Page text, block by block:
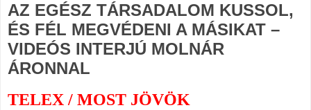
AZ EGÉSZ TÁRSADALOM KUSSOL,
ÉS FÉL MEGVÉDENI A MÁSIKAT –
VIDEÓS INTERJÚ MOLNÁR
ÁRONNAL
TELEX / MOST JÖVÖK